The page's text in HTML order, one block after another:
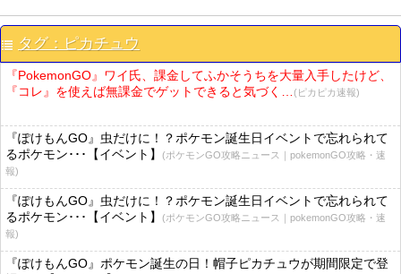
タグ：ピカチュウ
『PokemonGO』ワイ氏、課金してふかそうちを大量入手したけど、
『コレ』を使えば無課金でゲットできると気づく…(ピカピカ速報)
『ぽけもんGO』虫だけに！？ポケモン誕生日イベントで忘れられて
るポケモン･･･【イベント】
(ポケモンGO攻略ニュース｜pokemonGO攻略・速
報)
『ぽけもんGO』虫だけに！？ポケモン誕生日イベントで忘れられて
るポケモン･･･【イベント】
(ポケモンGO攻略ニュース｜pokemonGO攻略・速
報)
『ぽけもんGO』ポケモン誕生の日！帽子ピカチュウが期間限定で登